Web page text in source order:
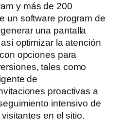
y más de 200
un software program de
una pantalla
optimizar la atención
opciones para
tales como
de
proactivas a
intensivo de
en el sitio.